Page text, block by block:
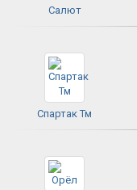
Салют
Спартак Тм